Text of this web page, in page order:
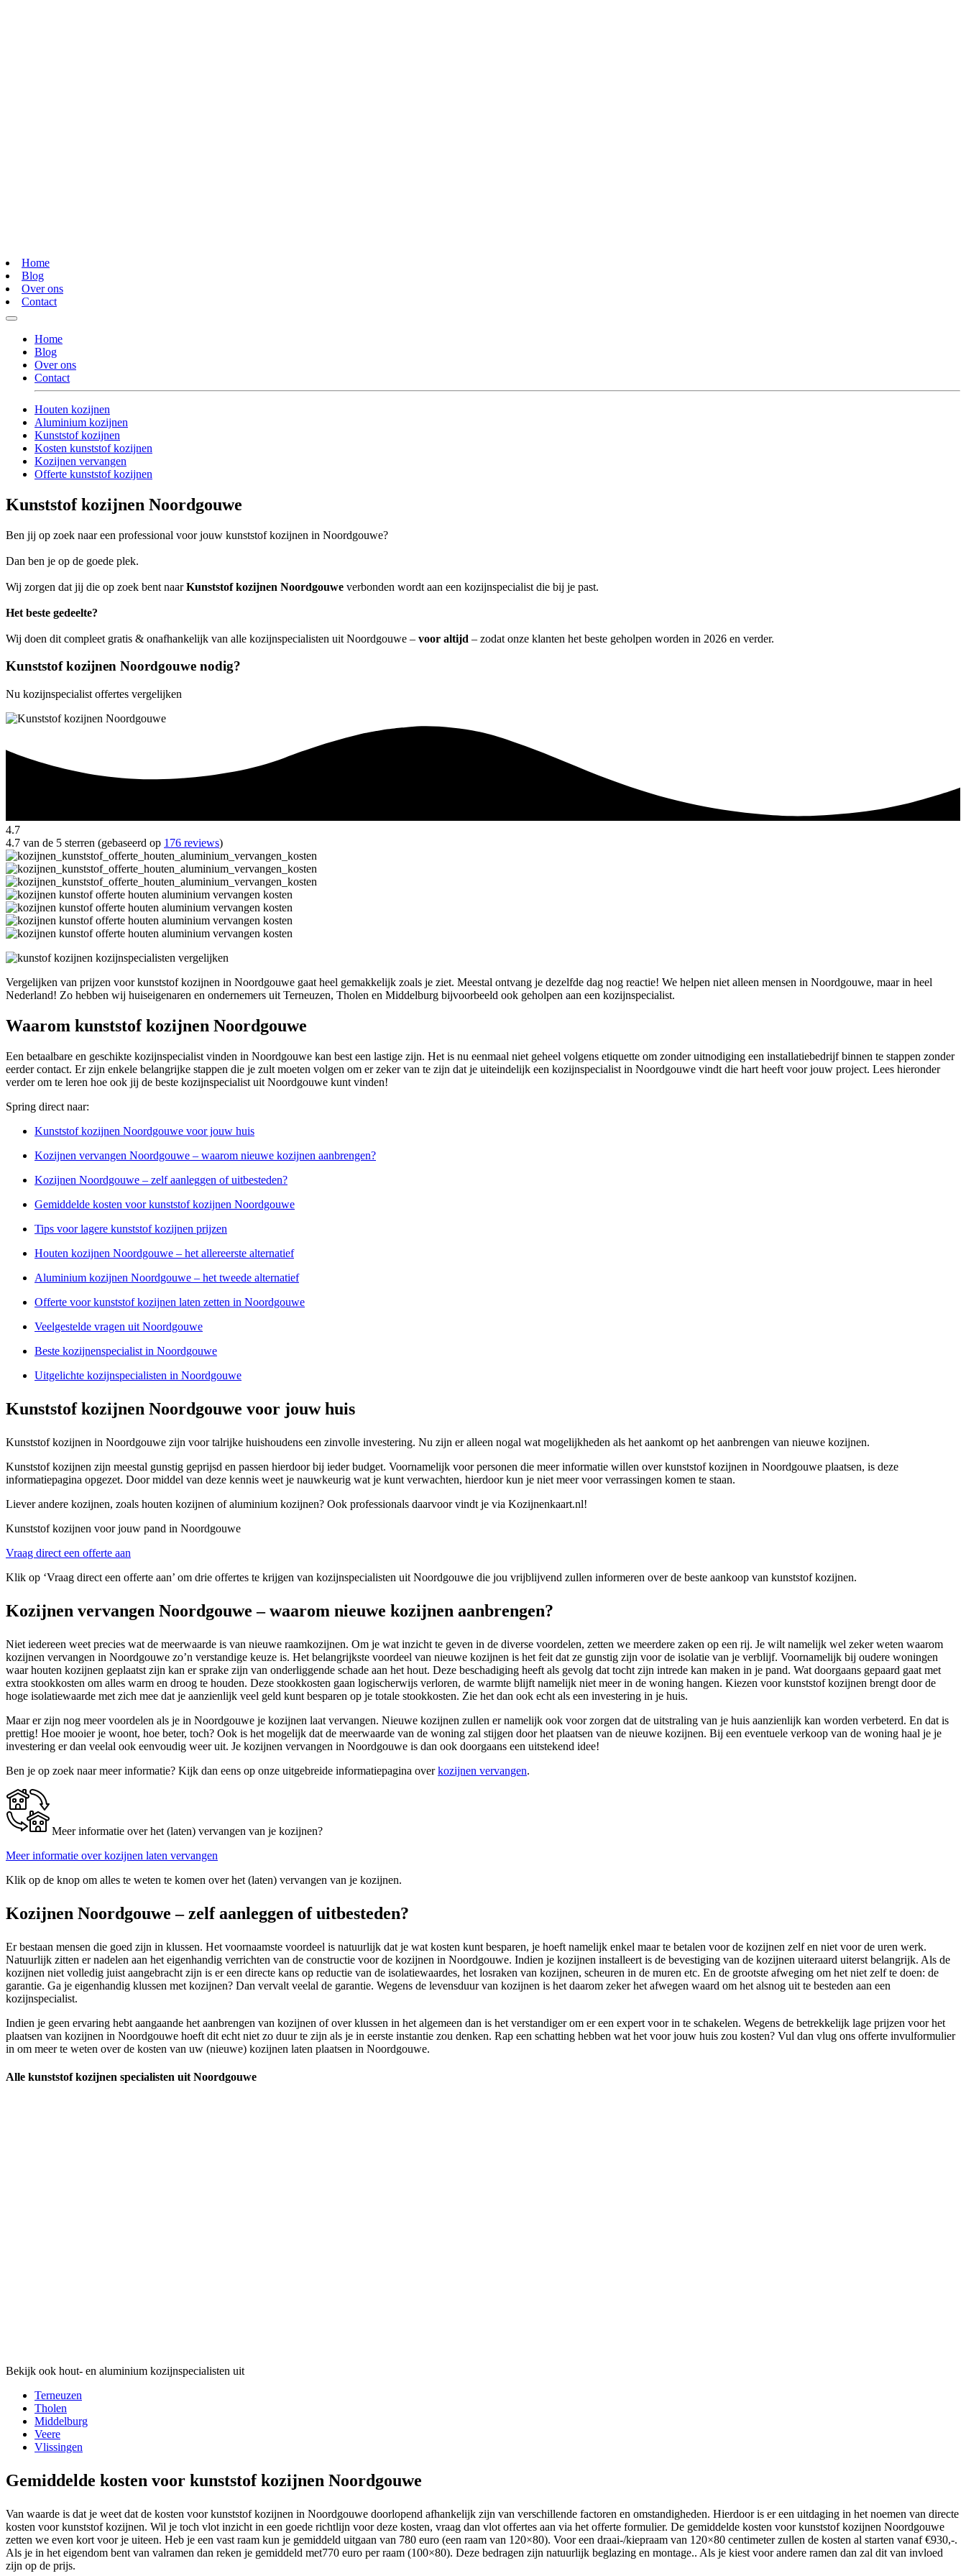
Home
Blog
Over ons
Contact
Home
Blog
Over ons
Contact
Houten kozijnen
Aluminium kozijnen
Kunststof kozijnen
Kosten kunststof kozijnen
Kozijnen vervangen
Offerte kunststof kozijnen
Kunststof kozijnen Noordgouwe
Ben jij op zoek naar een professional voor jouw kunststof kozijnen in Noordgouwe?
Dan ben je op de goede plek.
Wij zorgen dat jij die op zoek bent naarKunststof kozijnen Noordgouwe verbonden wordt aan een kozijnspecialist die bij je past.
Het beste gedeelte?
Wij doen dit compleet gratis & onafhankelijk van alle kozijnspecialisten uit Noordgouwe – voor altijd – zodat onze klanten het beste geholpen worden in 2026 en verder.
Kunststof kozijnen Noordgouwe nodig?
Nu kozijnspecialist offertes vergelijken
4.7
4.7 van de 5 sterren (gebaseerd op 176 reviews)
Vergelijken van prijzen voor kunststof kozijnen in Noordgouwe gaat heel gemakkelijk zoals je ziet. Meestal ontvang je dezelfde dag nog reactie! We helpen niet alleen mensen in Noordgouwe, maar in heel
Nederland! Zo hebben wij huiseigenaren en ondernemers uit Terneuzen, Tholen en Middelburg bijvoorbeeld ook geholpen aan een kozijnspecialist.
Waarom kunststof kozijnen Noordgouwe
Een betaalbare en geschikte kozijnspecialist vinden in Noordgouwe kan best een lastige zijn. Het is nu eenmaal niet geheel volgens etiquette om zonder uitnodiging een installatiebedrijf binnen te stappen zonder
eerder contact. Er zijn enkele belangrijke stappen die je zult moeten volgen om er zeker van te zijn dat je uiteindelijk een kozijnspecialist in Noordgouwe vindt die hart heeft voor jouw project. Lees hieronder
verder om te leren hoe ook jij de beste kozijnspecialist uit Noordgouwe kunt vinden!
Spring direct naar:
Kunststof kozijnen Noordgouwe voor jouw huis
Kozijnen vervangen Noordgouwe – waarom nieuwe kozijnen aanbrengen?
Kozijnen Noordgouwe – zelf aanleggen of uitbesteden?
Gemiddelde kosten voor kunststof kozijnen Noordgouwe
Tips voor lagere kunststof kozijnen prijzen
Houten kozijnen Noordgouwe – het allereerste alternatief
Aluminium kozijnen Noordgouwe – het tweede alternatief
Offerte voor kunststof kozijnen laten zetten in Noordgouwe
Veelgestelde vragen uit Noordgouwe
Beste kozijnenspecialist in Noordgouwe
Uitgelichte kozijnspecialisten in Noordgouwe
Kunststof kozijnen Noordgouwe voor jouw huis
Kunststof kozijnen in Noordgouwe zijn voor talrijke huishoudens een zinvolle investering. Nu zijn er alleen nogal wat mogelijkheden als het aankomt op het aanbrengen van nieuwe kozijnen.
Kunststof kozijnen zijn meestal gunstig geprijsd en passen hierdoor bij ieder budget. Voornamelijk voor personen die meer informatie willen over kunststof kozijnen in Noordgouwe plaatsen, is deze
informatiepagina opgezet. Door middel van deze kennis weet je nauwkeurig wat je kunt verwachten, hierdoor kun je niet meer voor verrassingen komen te staan.
Liever andere kozijnen, zoals houten kozijnen of aluminium kozijnen? Ook professionals daarvoor vindt je via Kozijnenkaart.nl!
Kunststof kozijnen voor jouw pand in Noordgouwe
Vraag direct een offerte aan
Klik op ‘Vraag direct een offerte aan’ om drie offertes te krijgen van kozijnspecialisten uit Noordgouwe die jou vrijblijvend zullen informeren over de beste aankoop van kunststof kozijnen.
Kozijnen vervangen Noordgouwe – waarom nieuwe kozijnen aanbrengen?
Niet iedereen weet precies wat de meerwaarde is van nieuwe raamkozijnen. Om je wat inzicht te geven in de diverse voordelen, zetten we meerdere zaken op een rij. Je wilt namelijk wel zeker weten waarom
kozijnen vervangen in Noordgouwe zo’n verstandige keuze is. Het belangrijkste voordeel van nieuwe kozijnen is het feit dat ze gunstig zijn voor de isolatie van je verblijf. Voornamelijk bij oudere woningen
waar houten kozijnen geplaatst zijn kan er sprake zijn van onderliggende schade aan het hout. Deze beschadiging heeft als gevolg dat tocht zijn intrede kan maken in je pand. Wat doorgaans gepaard gaat met
extra stookkosten om alles warm en droog te houden. Deze stookkosten gaan logischerwijs verloren, de warmte blijft namelijk niet meer in de woning hangen. Kiezen voor kunststof kozijnen brengt door de
hoge isolatiewaarde met zich mee dat je aanzienlijk veel geld kunt besparen op je totale stookkosten. Zie het dan ook echt als een investering in je huis.
Maar er zijn nog meer voordelen als je in Noordgouwe je kozijnen laat vervangen. Nieuwe kozijnen zullen er namelijk ook voor zorgen dat de uitstraling van je huis aanzienlijk kan worden verbeterd. En dat is
prettig! Hoe mooier je woont, hoe beter, toch? Ook is het mogelijk dat de meerwaarde van de woning zal stijgen door het plaatsen van de nieuwe kozijnen. Bij een eventuele verkoop van de woning haal je je
investering er dan veelal ook eenvoudig weer uit. Je kozijnen vervangen in Noordgouwe is dan ook doorgaans een uitstekend idee!
Ben je op zoek naar meer informatie? Kijk dan eens op onze uitgebreide informatiepagina overkozijnen vervangen.
Meer informatie over het (laten) vervangen van je kozijnen?
Meer informatie over kozijnen laten vervangen
Klik op de knop om alles te weten te komen over het (laten) vervangen van je kozijnen.
Kozijnen Noordgouwe – zelf aanleggen of uitbesteden?
Er bestaan mensen die goed zijn in klussen. Het voornaamste voordeel is natuurlijk dat je wat kosten kunt besparen, je hoeft namelijk enkel maar te betalen voor de kozijnen zelf en niet voor de uren werk.
Natuurlijk zitten er nadelen aan het eigenhandig verrichten van de constructie voor de kozijnen in Noordgouwe. Indien je kozijnen installeert is de bevestiging van de kozijnen uiteraard uiterst belangrijk. Als de
kozijnen niet volledig juist aangebracht zijn is er een directe kans op reductie van de isolatiewaardes, het losraken van kozijnen, scheuren in de muren etc. En de grootste afweging om het niet zelf te doen: de
garantie. Ga je eigenhandig klussen met kozijnen? Dan vervalt veelal de garantie. Wegens de levensduur van kozijnen is het daarom zeker het afwegen waard om het alsnog uit te besteden aan een
kozijnspecialist.
Indien je geen ervaring hebt aangaande het aanbrengen van kozijnen of over klussen in het algemeen dan is het verstandiger om er een expert voor in te schakelen. Wegens de betrekkelijk lage prijzen voor het
plaatsen van kozijnen in Noordgouwe hoeft dit echt niet zo duur te zijn als je in eerste instantie zou denken. Rap een schatting hebben wat het voor jouw huis zou kosten? Vul dan vlug ons offerte invulformulier
in om meer te weten over de kosten van uw (nieuwe) kozijnen laten plaatsen in Noordgouwe.
Alle kunststof kozijnen specialisten uit Noordgouwe
Bekijk ook hout- en aluminium kozijnspecialisten uit
Terneuzen
Tholen
Middelburg
Veere
Vlissingen
Gemiddelde kosten voor kunststof kozijnen Noordgouwe
Van waarde is dat je weet dat de kosten voor kunststof kozijnen in Noordgouwe doorlopend afhankelijk zijn van verschillende factoren en omstandigheden. Hierdoor is er een uitdaging in het noemen van directe
kosten voor kunststof kozijnen. Wil je toch vlot inzicht in een goede richtlijn voor deze kosten, vraag dan vlot offertes aan via het offerte formulier. De gemiddelde kosten voor kunststof kozijnen Noordgouwe
zetten we even kort voor je uiteen. Heb je een vast raam kun je gemiddeld uitgaan van 780 euro (een raam van 120×80). Voor een draai-/kiepraam van 120×80 centimeter zullen de kosten al starten vanaf €930,-.
Als je in het eigendom bent van valramen dan reken je gemiddeld met770 euro per raam (100×80). Deze bedragen zijn natuurlijk beglazing en montage.. Als je kiest voor andere ramen dan zal dit van invloed
zijn op de prijs.